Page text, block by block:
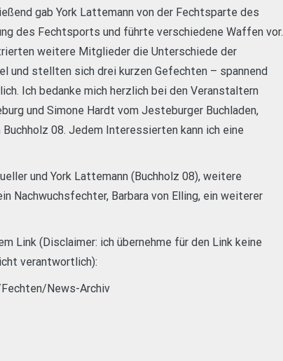
gab York Lattemann von der Fechtsparte des
des Fechtsports und führte verschiedene Waffen vor.
weitere Mitglieder die Unterschiede der
und stellten sich drei kurzen Gefechten – spannend
Ich bedanke mich herzlich bei den Veranstaltern
und Simone Hardt vom Jesteburger Buchladen,
08. Jedem Interessierten kann ich eine
und York Lattemann (Buchholz 08), weitere
Nachwuchsfechter, Barbara von Elling, ein weiterer
Link (Disclaimer: ich übernehme für den Link keine
verantwortlich):
News-Archiv